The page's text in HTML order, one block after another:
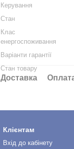
Керування
Стан
Клас
енергоспоживання
Варіанти гарантії
Стан товару
Доставка
Клієнтам
Вхід до кабінету